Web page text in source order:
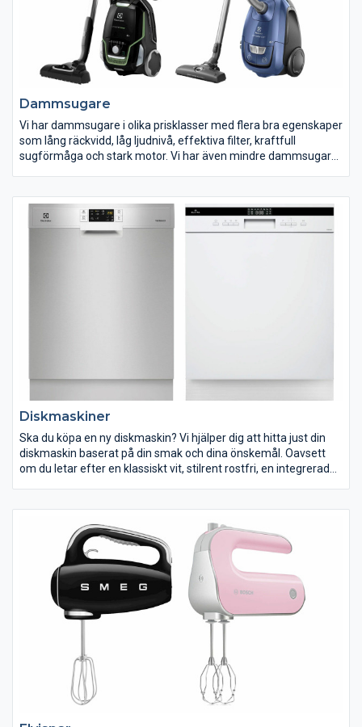
Dammsugare
Vi har dammsugare i olika prisklasser med flera bra egenskaper
som lång räckvidd, låg ljudnivå, effektiva filter, kraftfull
sugförmåga och stark motor. Vi har även mindre dammsugare
maskin till. Här hittar du vårt utbud av köksmaskiner. Med en
köksmaskin blir jobbet i köket både enklare och roligare. Hitta
din köksmaskin på ELON.se.
Diskmaskiner
Ska du köpa en ny diskmaskin? Vi hjälper dig att hitta just din
diskmaskin baserat på din smak och dina önskemål. Oavsett
om du letar efter en klassiskt vit, stilrent rostfri, en integrerad
Behöver du hjälp med att installera din diskmaskin? Vi har
professionella och ansvarsförsäkrade yrkesmän som ser till din
diskmaskin blir korrekt installerad. Vi kan även erbjuda
hemleverans och bortforsling av din gamla diskmaskin.
Möjlighet och pris till leverans, installation och bortforsling
varierar mellan våra butiker. Kontakta din närmaste ELON-butik
för mer information.